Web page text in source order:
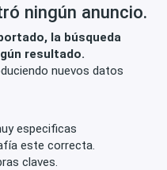
ningún anuncio.
la búsqueda
resultado.
nuevos datos
especificas
este correcta.
claves.